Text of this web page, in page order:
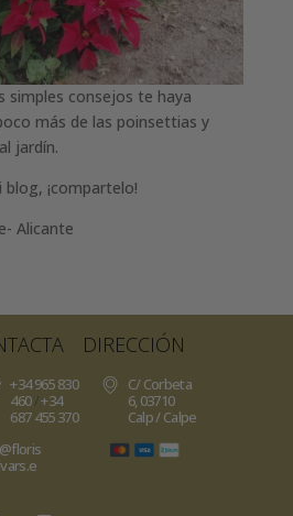
simples consejos te haya
más de las poinsettias y
jardín.
¡compartelo!
Alicante
+34 965 830
460/+34
687 455 370
DIRECCIÓN
C/ Corbeta
6, 03710
Calp / Calpe